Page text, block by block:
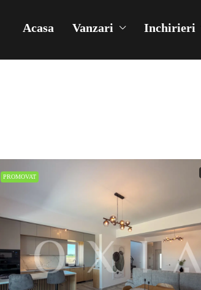
Acasa Vanzari Inchirieri
PROMOVAT